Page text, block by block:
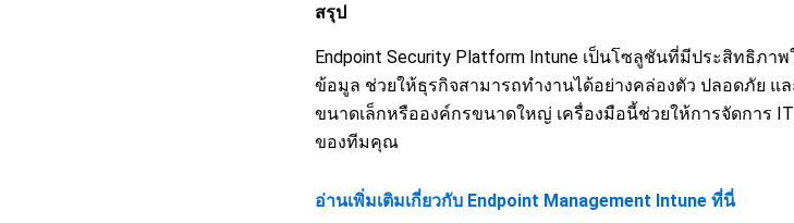
สรุป
Endpoint Security Platform Intune เป็นโซลูชันที่มีประสิทธิภ
ข้อมูล ช่วยให้ธุรกิจสามารถทำงานได้อย่างคล่องตัว ปลอดภัย
ขนาดเล็กหรือองค์กรขนาดใหญ่ เครื่องมือนี้ช่วยให้การจัดการ
ของทีมคุณ
อ่านเพิ่มเติมเกี่ยวกับ Endpoint Management Intune ที่นี่